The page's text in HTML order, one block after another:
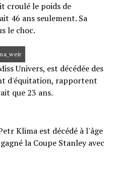
croulé le poids de
46 ans seulement. Sa
le choc.
Univers, est décédée des
d'équitation, rapportent
que 23 ans.
Klima est décédé à l'âge
la Coupe Stanley avec